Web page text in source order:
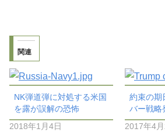
関連
NK弾道弾に対処する米国
を露が誤解の恐怖
2018年1月4日
約束の期
バー戦略
2017年4